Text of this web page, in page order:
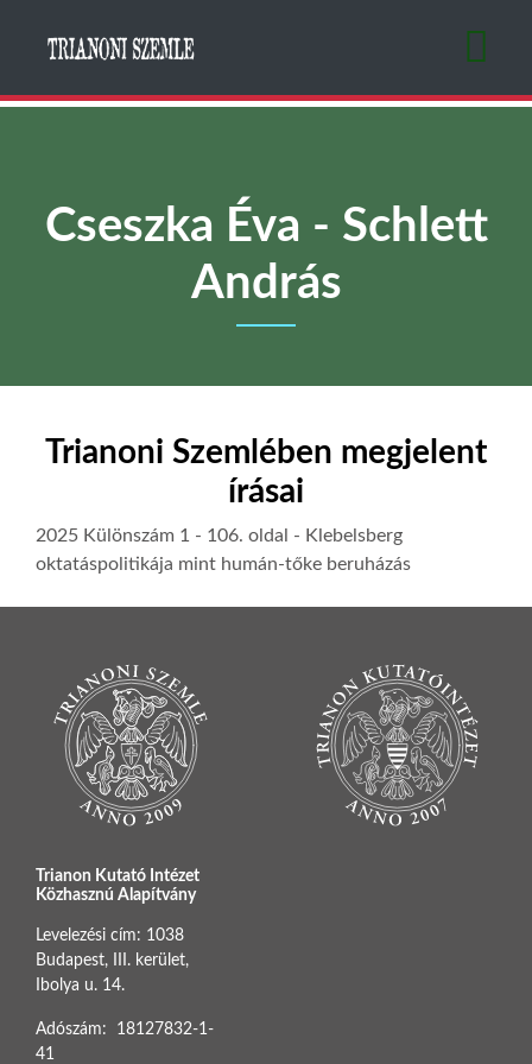
Cseszka Éva - Schlett
András
Trianoni Szemlében megjelent
írásai
2025 Különszám 1 - 106. oldal - Klebelsberg
oktatáspolitikája mint humán-tőke beruházás
Trianon Kutató Intézet
Közhasznú Alapítvány
Levelezési cím: 1038
Budapest, III. kerület,
Ibolya u. 14.
Adószám: 18127832-1-
41